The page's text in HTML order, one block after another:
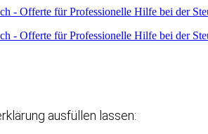
- Offerte für Professionelle Hilfe bei der
- Offerte für Professionelle Hilfe bei der
ausfüllen lassen: